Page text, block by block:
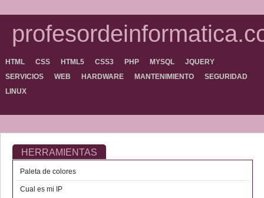
HTML CSS HTML5 CSS3 PHP MYSQL
JQUERY
SERVICIOS
WEB HARDWARE MANTENIMIENTO
SEGURIDAD
LINUX
HERRAMIENTAS
Paleta de colores
Cual es mi IP